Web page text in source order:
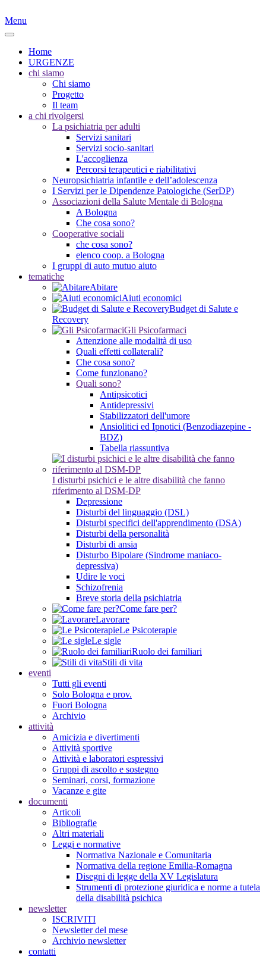
Menu
Home
URGENZE
chi siamo
Chi siamo
Progetto
Il team
a chi rivolgersi
La psichiatria per adulti
Servizi sanitari
Servizi socio-sanitari
L'accoglienza
Percorsi terapeutici e riabilitativi
Neuropsichiatria infantile e dell’adolescenza
I Servizi per le Dipendenze Patologiche (SerDP)
Associazioni della Salute Mentale di Bologna
A Bologna
Che cosa sono?
Cooperative sociali
che cosa sono?
elenco coop. a Bologna
I gruppi di auto mutuo aiuto
tematiche
Abitare
Aiuti economici
Budget di Salute e
Recovery
Gli Psicofarmaci
Attenzione alle modalità di uso
Quali effetti collaterali?
Che cosa sono?
Come funzionano?
Quali sono?
Antipsicotici
Antidepressivi
Stabilizzatori dell'umore
Ansiolitici ed Ipnotici (Benzodiazepine -
BDZ)
Tabella riassuntiva
I disturbi psichici e le altre disabilità che fanno
riferimento al DSM-DP
Depressione
Disturbi del linguaggio (DSL)
Disturbi specifici dell'apprendimento (DSA)
Disturbi della personalità
Disturbi di ansia
Disturbo Bipolare (Sindrome maniaco-
depressiva)
Udire le voci
Schizofrenia
Breve storia della psichiatria
Come fare per?
Lavorare
Le Psicoterapie
Le sigle
Ruolo dei familiari
Stili di vita
eventi
Tutti gli eventi
Solo Bologna e prov.
Fuori Bologna
Archivio
attività
Amicizia e divertimenti
Attività sportive
Attività e laboratori espressivi
Gruppi di ascolto e sostegno
Seminari, corsi, formazione
Vacanze e gite
documenti
Articoli
Bibliografie
Altri materiali
Leggi e normative
Normativa Nazionale e Comunitaria
Normativa della regione Emilia-Romagna
Disegni di legge della XV Legislatura
Strumenti di protezione giuridica e norme a tutela
della disabilità psichica
newsletter
ISCRIVITI
Newsletter del mese
Archivio newsletter
contatti